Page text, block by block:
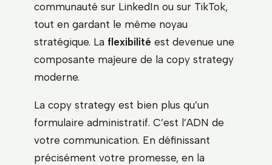
communauté sur LinkedIn ou sur TikTok,
tout en gardant le même noyau
stratégique. La flexibilité est devenue une
composante majeure de la copy strategy
moderne.
La copy strategy est bien plus qu’un
formulaire administratif. C’est l’ADN de
votre communication. En définissant
précisément votre promesse, en la